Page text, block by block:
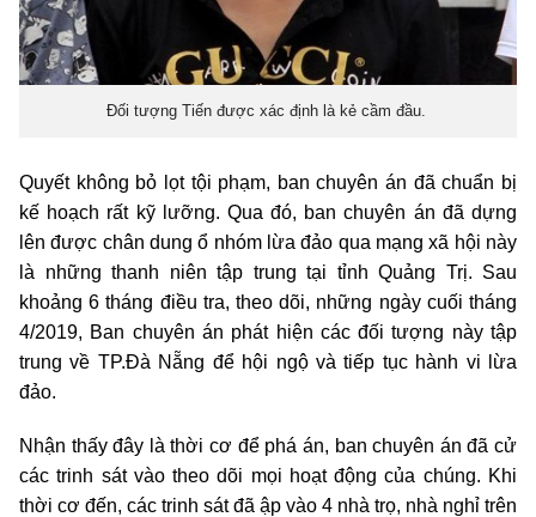
Đối tượng Tiến được xác định là kẻ cầm đầu.
Quyết không bỏ lọt tội phạm, ban chuyên án đã chuẩn bị
kế hoạch rất kỹ lưỡng. Qua đó, ban chuyên án đã dựng
lên được chân dung ổ nhóm lừa đảo qua mạng xã hội này
là những thanh niên tập trung tại tỉnh Quảng Trị. Sau
khoảng 6 tháng điều tra, theo dõi, những ngày cuối tháng
4/2019, Ban chuyên án phát hiện các đối tượng này tập
trung về TP.Đà Nẵng để hội ngộ và tiếp tục hành vi lừa
đảo.
Nhận thấy đây là thời cơ để phá án, ban chuyên án đã cử
các trinh sát vào theo dõi mọi hoạt động của chúng. Khi
thời cơ đến, các trinh sát đã ập vào 4 nhà trọ, nhà nghỉ trên